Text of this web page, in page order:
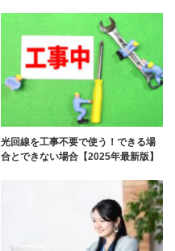
光回線を工事不要で使う！できる場
合とできない場合【2025年最新版】